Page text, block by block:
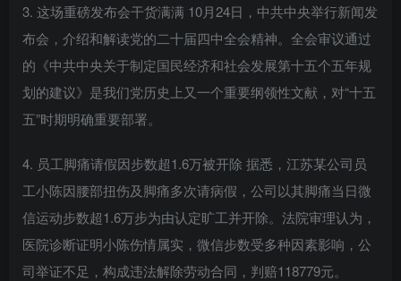
3. 这场重磅发布会干货满满 10月24日，中共中央举行新闻发
布会，介绍和解读党的二十届四中全会精神。全会审议通过
的《中共中央关于制定国民经济和社会发展第十五个五年规
划的建议》是我们党历史上又一个重要纲领性文献，对“十五
五”时期明确重要部署。
4. 员工脚痛请假因步数超1.6万被开除 据悉，江苏某公司员
工小陈因腰部扭伤及脚痛多次请病假，公司以其脚痛当日微
信运动步数超1.6万步为由认定旷工并开除。法院审理认为，
医院诊断证明小陈伤情属实，微信步数受多种因素影响，公
司举证不足，构成违法解除劳动合同，判赔118779元。